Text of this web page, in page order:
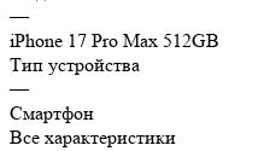
—
iPhone 17 Pro Max 512GB
Тип устройства
—
Смартфон
Все характеристики